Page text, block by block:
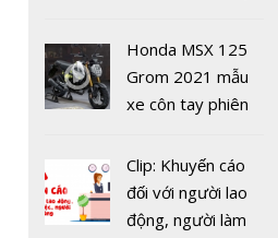
Các nước trên thế
giới kỷ niệm ngày
chưa đến 40 nghìn
USD
Honda MSX 125
Grom 2021 mẫu
xe côn tay phiên
Clip: Khuyến cáo
đối với người lao
động, người làm